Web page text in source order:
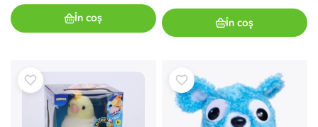
În coș În coș